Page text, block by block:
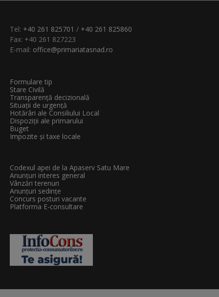
Tel: +40 261 825701 / +40 261 825860
Fax: +40 261 827223
E-mail: office@primariatasnad.ro
Formulare tip
Stare Civilă
Transparenţă decizională
Situații de urgență
Hotărâri ale Consiliului Local
Dispoziții ale primarului
Buget
Impozite și taxe locale
Codexul apei de la Apaserv Satu Mare
Anunțuri interes general
Vânzări terenuri
Anunțuri sedințe
Concurs posturi vacante
Platforma E-consultare